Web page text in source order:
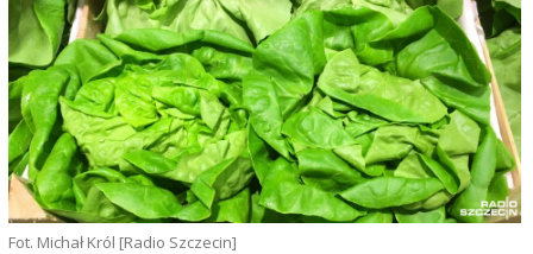
Fot. Michał Król [Radio Szczecin]